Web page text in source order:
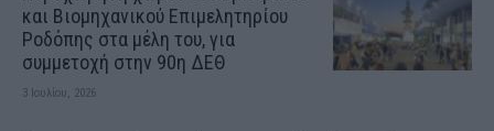
και Βιομηχανικού Επιμελητηρίου
Ροδόπης στα μέλη του, για
συμμετοχή στην 90η ΔΕΘ
3 Ιουλίου, 2026